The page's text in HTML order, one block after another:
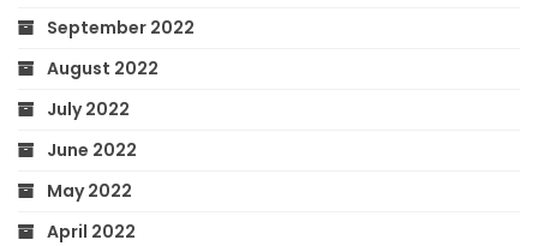
September 2022
August 2022
July 2022
June 2022
May 2022
April 2022